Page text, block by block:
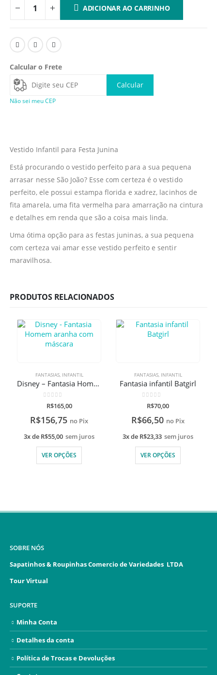
ADICIONAR AO CARRINHO
Calcular o Frete
Calcular
Não sei meu CEP
Vestido Infantil para Festa Junina
Está procurando o vestido perfeito para a sua pequena
arrasar nesse São João? Esse com certeza é o vestido
perfeito, ele possui estampa florida e xadrez, lacinhos de
fita amarela, uma fita vermelha para amarração na cintura
e detalhes em renda que são a coisa mais linda.
Uma ótima opção para as festas juninas, a sua pequena
com certeza vai amar esse vestido perfeito e sentir
maravilhosa.
PRODUTOS RELACIONADOS
FANTASIAS, INFANTIL
Disney – Fantasia Homem aranha com máscara
de 5
R$165,00
R$156,75 no Pix
3x de R$55,00 sem juros
VER OPÇÕES
FANTASIAS, INFANTIL
Fantasia infantil Batgirl
de 5
R$70,00
R$66,50 no Pix
3x de R$23,33 sem juros
VER OPÇÕES
SOBRE NÓS
Sapatinhos & Roupinhas Comercio de Variedades LTDA
Tour Virtual
SUPORTE
Minha Conta
Detalhes da conta
Política de Trocas e Devoluções